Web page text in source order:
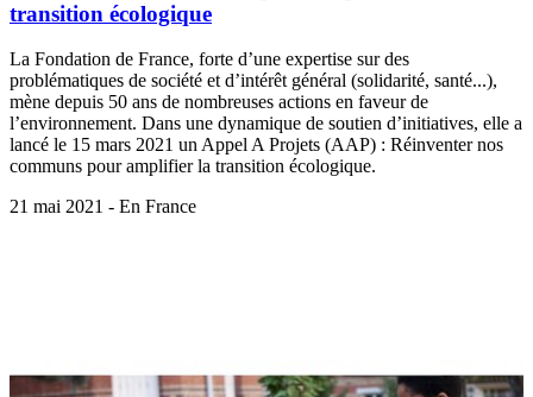
transition écologique
La Fondation de France, forte d’une expertise sur des
problématiques de société et d’intérêt général (solidarité, santé...),
mène depuis 50 ans de nombreuses actions en faveur de
l’environnement. Dans une dynamique de soutien d’initiatives, elle a
lancé le 15 mars 2021 un Appel A Projets (AAP) : Réinventer nos
communs pour amplifier la transition écologique.
21 mai 2021 - En France